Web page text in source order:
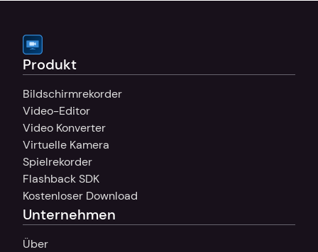
Produkt
Bildschirmrekorder
Video-Editor
Video Konverter
Virtuelle Kamera
Spielrekorder
Flashback SDK
Kostenloser Download
Unternehmen
Über